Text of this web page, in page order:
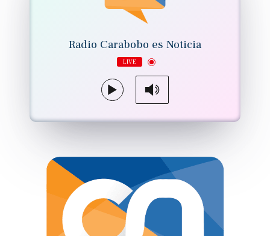
Radio Carabobo es Noticia
LIVE